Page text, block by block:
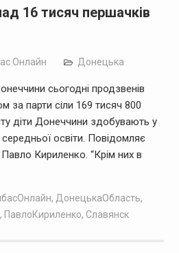
16 тисяч першачків
Онлайн Донецька
сьогодні продзвенів
за парти сіли 169 тисяч 800
діти Донеччини здобувають у
освіти. Повідомляє
Кириленко. “Крім них в
, ДонецькаОбласть,
, ПавлоКириленко, Славянск